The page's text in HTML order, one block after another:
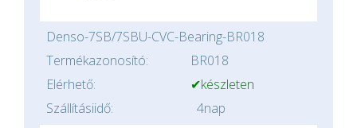
Denso-7SB/7SBU-CVC-Bearing-BR018
Termékazonosító:
BR018
Elérhető:
✔készleten
Szállításiidő:
4nap